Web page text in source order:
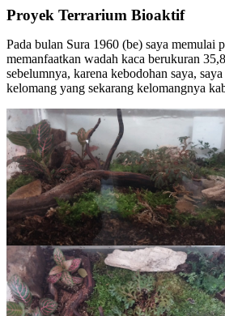
Proyek Terrarium Bioaktif
Pada bulan Sura 1960 (be) saya memulai
memanfaatkan wadah kaca berukuran
sebelumnya, karena kebodohan saya,
kelomang yang sekarang kelomangnya